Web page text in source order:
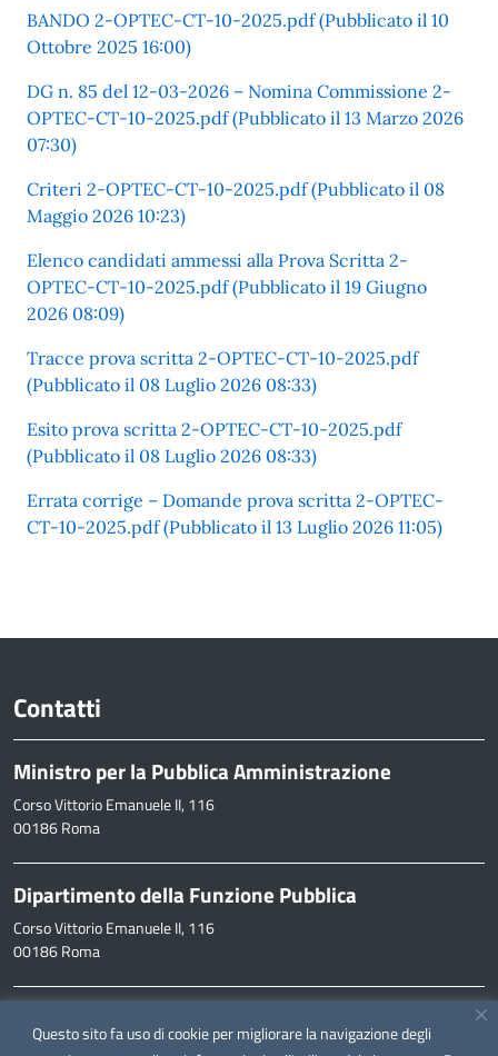
Questo sito fa uso di cookie per migliorare la navigazione degli
BANDO 2-OPTEC-CT-10-2025.pdf (Pubblicato il 10
Ottobre 2025 16:00)
DG n. 85 del 12-03-2026 – Nomina Commissione 2-
OPTEC-CT-10-2025.pdf (Pubblicato il 13 Marzo 2026
07:30)
Criteri 2-OPTEC-CT-10-2025.pdf (Pubblicato il 08
Maggio 2026 10:23)
Elenco candidati ammessi alla Prova Scritta 2-
OPTEC-CT-10-2025.pdf (Pubblicato il 19 Giugno
2026 08:09)
Tracce prova scritta 2-OPTEC-CT-10-2025.pdf
(Pubblicato il 08 Luglio 2026 08:33)
Esito prova scritta 2-OPTEC-CT-10-2025.pdf
(Pubblicato il 08 Luglio 2026 08:33)
Errata corrige – Domande prova scritta 2-OPTEC-
CT-10-2025.pdf (Pubblicato il 13 Luglio 2026 11:05)
Contatti
Ministro per la Pubblica Amministrazione
Corso Vittorio Emanuele II, 116
00186 Roma
Dipartimento della Funzione Pubblica
Corso Vittorio Emanuele II, 116
00186 Roma
inpa@funzionepubblica.it